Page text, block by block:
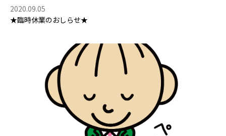
2020.09.05
★臨時休業のおしらせ★